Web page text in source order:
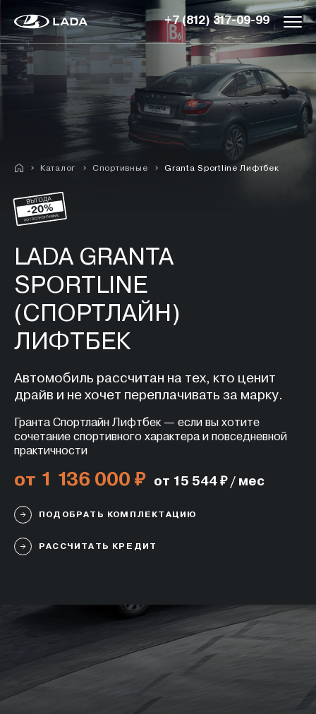
+7 (812) 317-09-99
Каталог Спортивные Granta Sportline Лифтбек
LADA GRANTA
SPORTLINE
(СПОРТЛАЙН)
ЛИФТБЕК
Автомобиль рассчитан на тех, кто ценит
драйв и не хочет переплачивать за марку.
Гранта Спортлайн Лифтбек — если вы хотите
сочетание спортивного характера и повседневной
практичности
от 1 136 000 ₽ от 15 544 ₽ / мес
ПОДОБРАТЬ КОМПЛЕКТАЦИЮ
РАССЧИТАТЬ КРЕДИТ